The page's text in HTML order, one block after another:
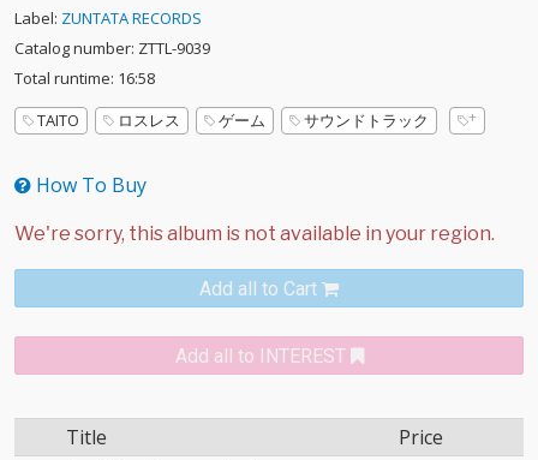
Label: ZUNTATA RECORDS
Catalog number: ZTTL-9039
Total runtime: 16:58
TAITO
ロスレス ゲーム サウンドトラック
How To Buy
Add all to Cart
Add all to INTEREST
Title Price